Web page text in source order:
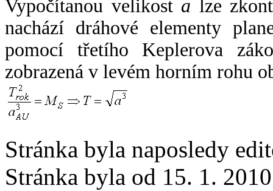
Vypočítanou velikost a lze
nachází dráhové elementy
pomocí třetího Keplerova
zobrazená v levém horním rohu
Stránka byla naposledy
Stránka byla od 15. 1.